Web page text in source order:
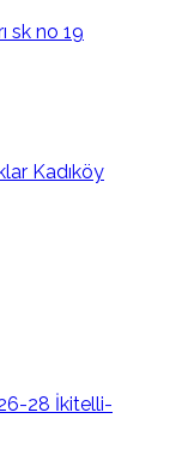
sk no 19
Kadıköy
28 İkitelli-